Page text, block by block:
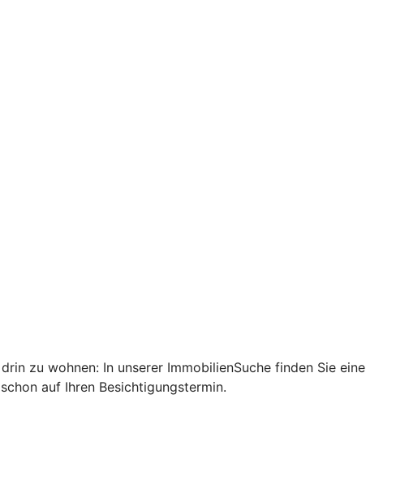
zu wohnen: In unserer ImmobilienSuche finden Sie eine
auf Ihren Besichtigungstermin.